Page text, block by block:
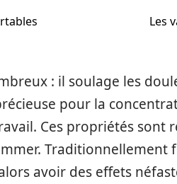
Les
: il soulage les
pour la
Ces propriétés sont
Traditionnellement
avoir des effets